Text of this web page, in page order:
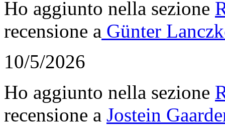
Ho aggiunto nella sezione
recensione a Günter
10/5/2026
Ho aggiunto nella sezione
recensione a Jostein